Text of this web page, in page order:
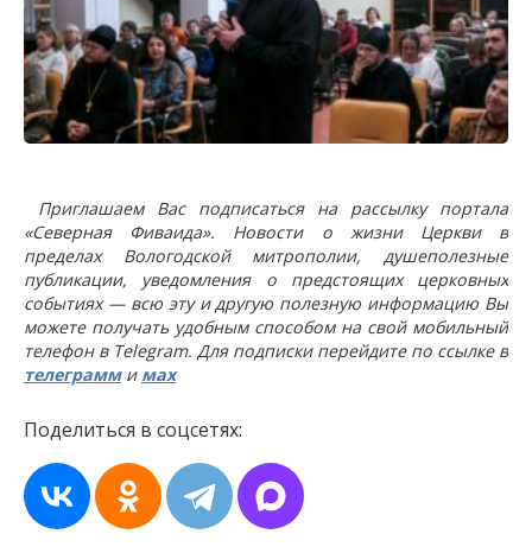
Приглашаем Вас подписаться на рассылку портала
«Северная Фиваида». Новости о жизни Церкви в
пределах Вологодской митрополии, душеполезные
публикации, уведомления о предстоящих церковных
событиях — всю эту и другую полезную информацию Вы
можете получать удобным способом на свой мобильный
телефон в Telegram. Для подписки перейдите по ссылке в
телеграмми мах
Поделиться в соцсетях: